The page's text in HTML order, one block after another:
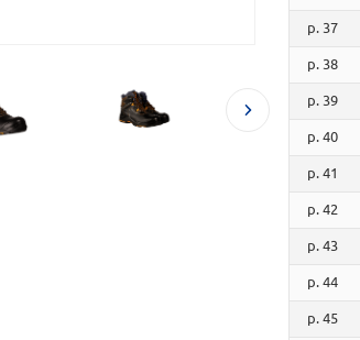
р. 37
р. 38
р. 39
р. 40
р. 41
р. 42
р. 43
р. 44
р. 45